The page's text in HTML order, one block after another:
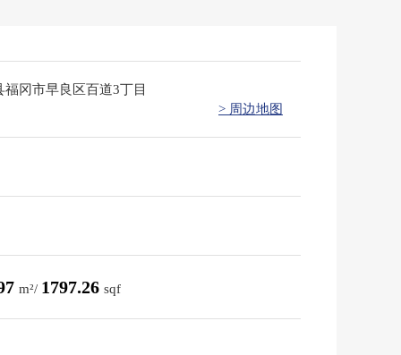
福冈市早良区百道3丁目
> 周边地图
m²/ 1797.26 sqf